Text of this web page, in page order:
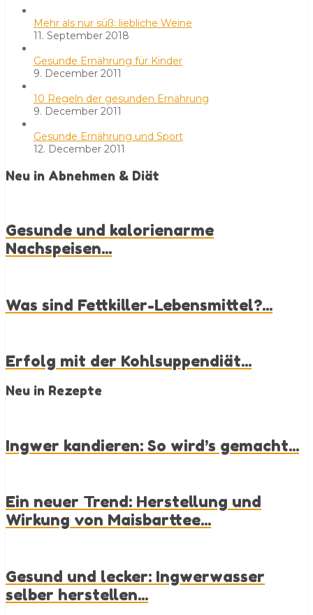
Mehr als nur süß: liebliche Weine
11. September 2018
Gesunde Ernährung für Kinder
9. December 2011
10 Regeln der gesunden Ernährung
9. December 2011
Gesunde Ernährung und Sport
12. December 2011
Neu in Abnehmen & Diät
Gesunde und kalorienarme
Nachspeisen...
Was sind Fettkiller-Lebensmittel?...
Erfolg mit der Kohlsuppendiät...
Neu in Rezepte
Ingwer kandieren: So wird’s gemacht...
Ein neuer Trend: Herstellung und
Wirkung von Maisbarttee...
Gesund und lecker: Ingwerwasser
selber herstellen...